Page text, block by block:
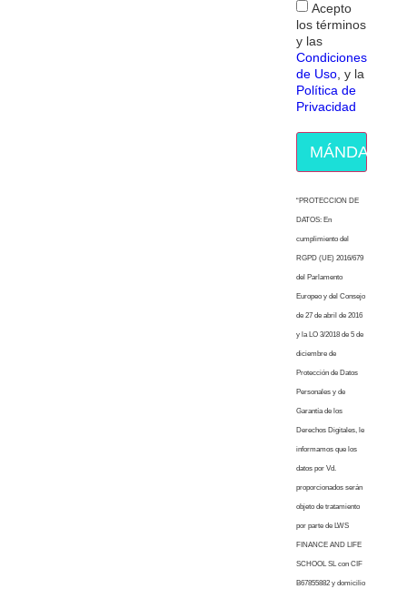
Acepto
los términos
y las
Condiciones
de Uso, y la
Política de
Privacidad
MÁNDAME
“PROTECCION DE
DATOS: En
cumplimiento del
RGPD (UE) 2016/679
del Parlamento
Europeo y del Consejo
de 27 de abril de 2016
y la LO 3/2018 de 5 de
diciembre de
Protección de Datos
Personales y de
Garantía de los
Derechos Digitales, le
informamos que los
datos por Vd.
proporcionados serán
objeto de tratamiento
por parte de LWS
FINANCE AND LIFE
SCHOOL SL con CIF
B67855882 y domicilio